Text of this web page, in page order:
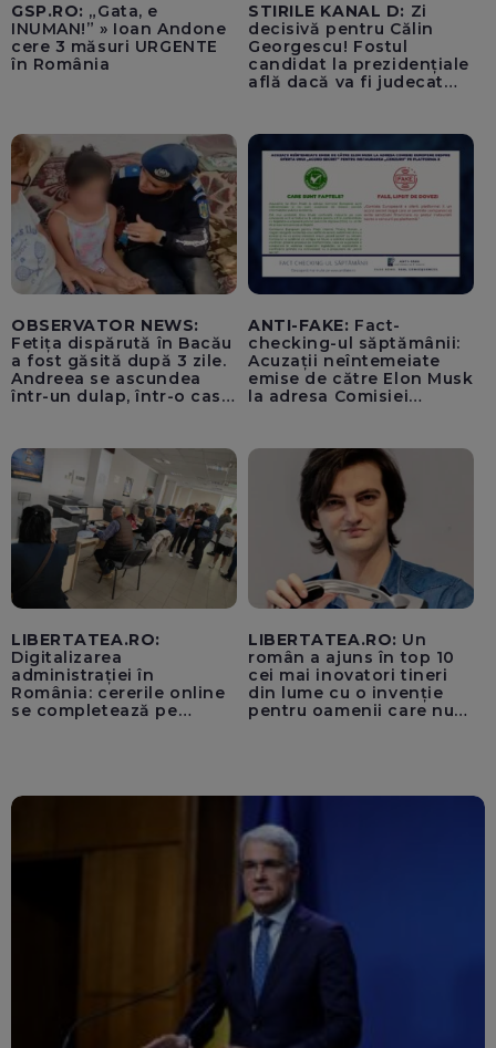
GSP.RO: „Gata, e
INUMAN!” » Ioan Andone
cere 3 măsuri URGENTE
în România
STIRILE KANAL D: Zi
decisivă pentru Călin
Georgescu! Fostul
candidat la prezidențiale
află dacă va fi judecat
OBSERVATOR NEWS:
Fetița dispărută în Bacău
a fost găsită după 3 zile.
Andreea se ascundea
într-un dulap, într-o casă
ANTI-FAKE: Fact-
checking-ul săptămânii:
Acuzații neîntemeiate
emise de către Elon Musk
la adresa Comisiei
pentru instaurarea
„cenzurii” pe platforma X
LIBERTATEA.RO:
Digitalizarea
administrației în
România: cererile online
se completează pe
LIBERTATEA.RO: Un
român a ajuns în top 10
cei mai inovatori tineri
din lume cu o invenție
pentru oamenii care nu